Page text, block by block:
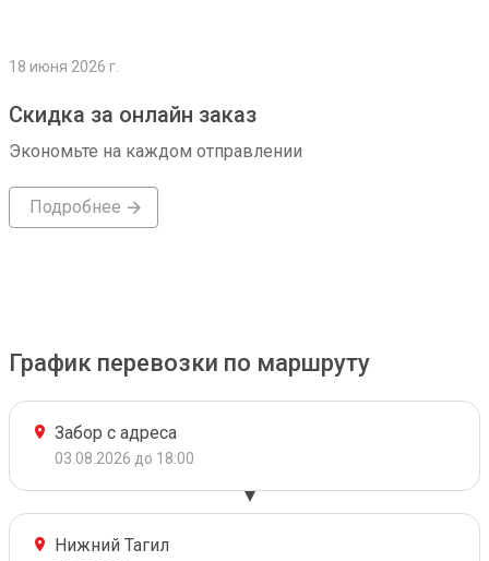
18 июня 2026 г.
Скидка за онлайн заказ
Экономьте на каждом отправлении
Подробнее
График перевозки по маршруту
Забор с адреса
03.08.2026 до 18:00
Нижний Тагил